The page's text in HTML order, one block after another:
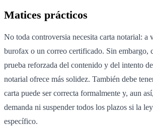
Matices prácticos
No toda controversia necesita carta notarial: a
burofax o un correo certificado. Sin embargo,
prueba reforzada del contenido y del intento
notarial ofrece más solidez. También debe
carta puede ser correcta formalmente y, aun
demanda ni suspender todos los plazos si la
específico.